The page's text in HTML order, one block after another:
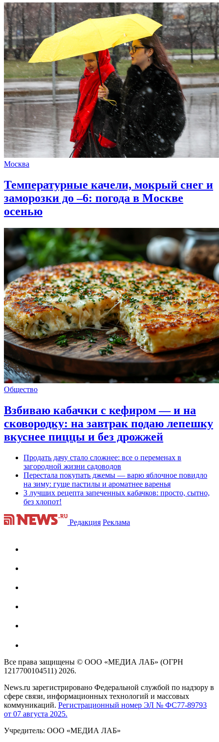
Москва
Температурные качели, мокрый снег и
заморозки до –6: погода в Москве
осенью
Общество
Взбиваю кабачки с кефиром — и на
сковородку: на завтрак подаю лепешку
вкуснее пиццы и без дрожжей
Продать дачу стало сложнее: все о переменах в
загородной жизни садоводов
Перестала покупать джемы — варю яблочное повидло
на зиму: гуще пастилы и ароматнее варенья
3 лучших рецепта запеченных кабачков: просто, сытно,
без хлопот!
Редакция Реклама
Все права защищены © ООО «МЕДИА ЛАБ» (ОГРН
1217700104511) 2026.
News.ru зарегистрировано Федеральной службой по надзору в
сфере связи, информационных технологий и массовых
коммуникаций. Регистрационный номер ЭЛ № ФС77-89793
от 07 августа 2025.
Учредитель: ООО «МЕДИА ЛАБ»